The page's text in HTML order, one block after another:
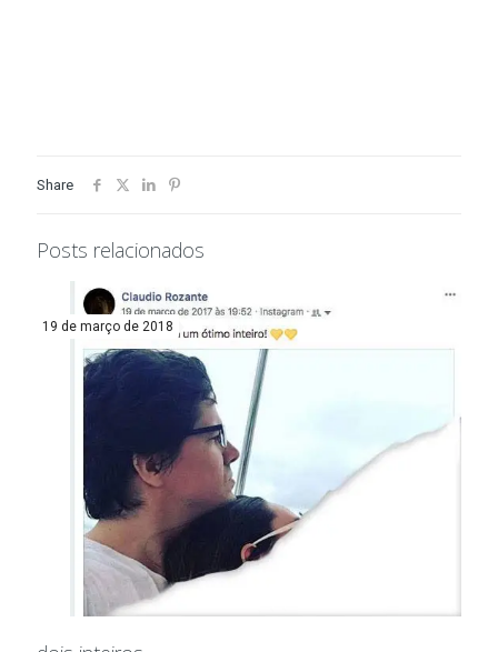
Share
Posts relacionados
19 de março de 2018